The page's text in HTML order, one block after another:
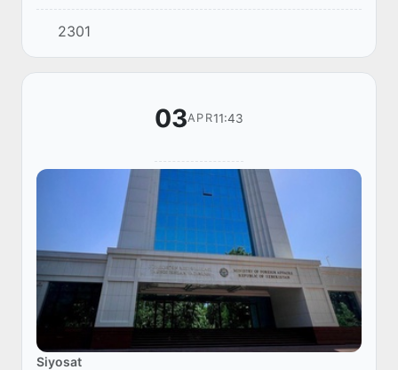
Prezidentining Xalqaro madaniy hamkorlik
boʻyicha maxsus vakili Mixail Shvidkoy bilan
uchra...
2301
03APR11:43
Siyosat